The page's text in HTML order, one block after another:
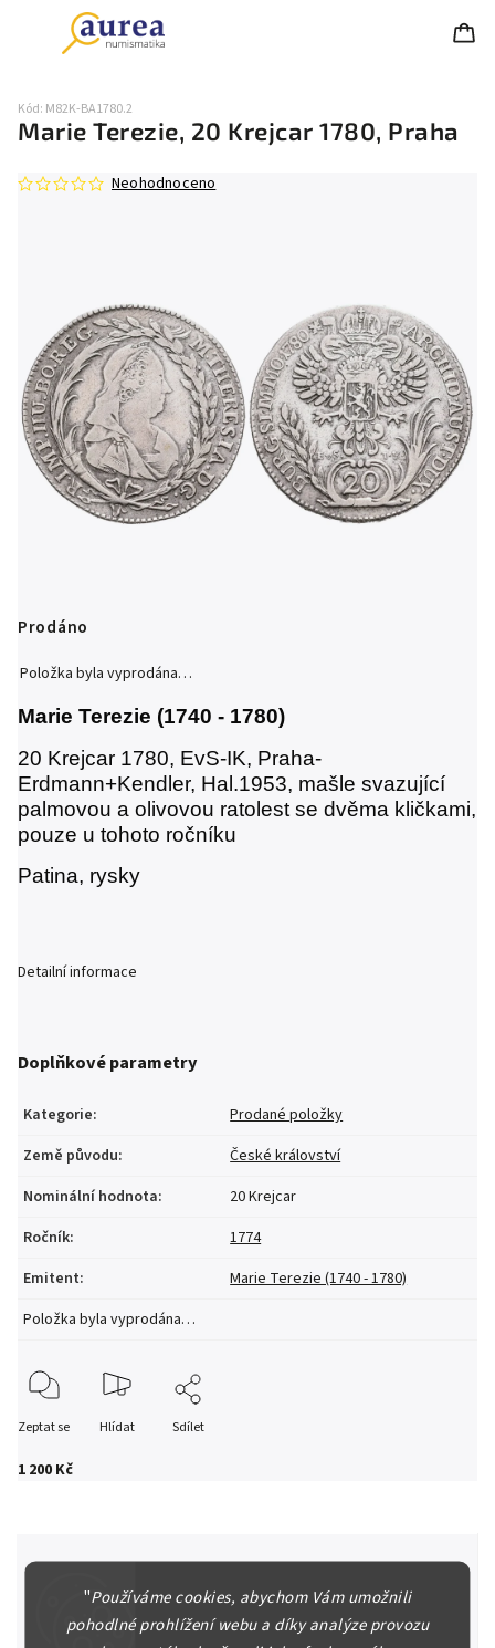
"Používáme cookies, abychom Vám umožnili
pohodlné prohlížení webu a díky analýze provozu
Marie Terezie, 20 Krejcar 1780, Praha
Kód: M82K-BA1780.2
Neohodnoceno
1 200 Kč
Prodáno
Položka byla vyprodána…
Marie Terezie (1740 - 1780)
20 Krejcar 1780, EvS-IK, Praha-
Erdmann+Kendler, Hal.1953, mašle svazující
palmovou a olivovou ratolest se dvěma kličkami,
pouze u tohoto ročníku
Patina, rysky
Detailní informace
Doplňkové parametry
Kategorie:
Prodané položky
Země původu:
České království
Nominální hodnota:
20 Krejcar
Ročník:
1774
Emitent:
Marie Terezie (1740 - 1780)
Položka byla vyprodána…
Zeptat se Hlídat Sdílet
Špičkové služby za nejlepší ceny